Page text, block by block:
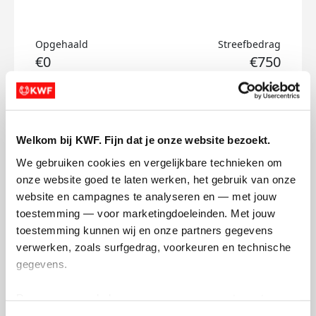
Welkom bij KWF. Fijn dat je onze website bezoekt.
We gebruiken cookies en vergelijkbare technieken om
onze website goed te laten werken, het gebruik van onze
website en campagnes te analyseren en — met jouw
toestemming — voor marketingdoeleinden. Met jouw
toestemming kunnen wij en onze partners gegevens
verwerken, zoals surfgedrag, voorkeuren en technische
gegevens.
Opgehaald
€0
Streefbedrag
€750
Doneer
Daniëlle's badges